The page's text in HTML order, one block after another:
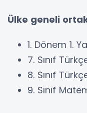
Ülke geneli
1. Dönem 1.
7. Sınıf
8. Sınıf
9. Sınıf